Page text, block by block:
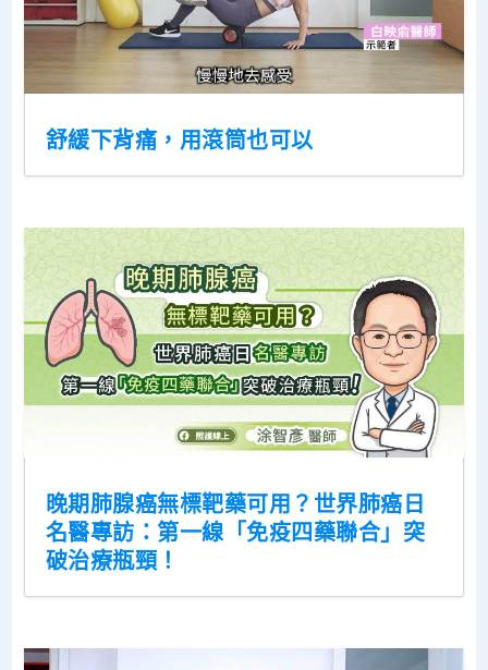
舒緩下背痛，用滾筒也可以
晚期肺腺癌無標靶藥可用？世界肺癌日
名醫專訪：第一線「免疫四藥聯合」突
破治療瓶頸！